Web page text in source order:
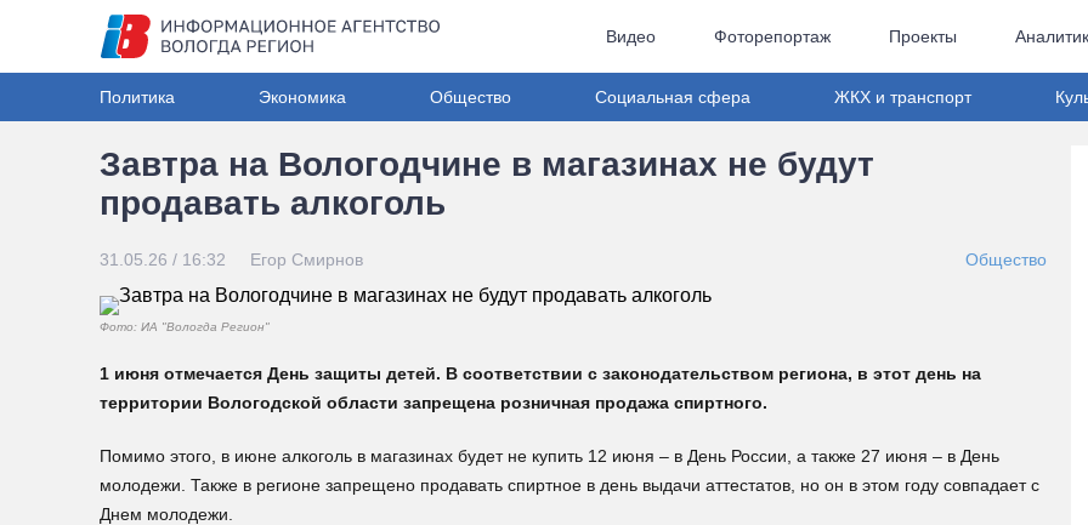
Видео Фоторепортаж Проекты
Политика Экономика Общество Социальная сфера ЖКХ и транспорт
Завтра на Вологодчине в магазинах не будут
продавать алкоголь
31.05.26 / 16:32 Егор Смирнов Общество
Фото: ИА "Вологда Регион"
1 июня отмечается День защиты детей. В соответствии с законодательством региона, в этот день на
территории Вологодской области запрещена розничная продажа спиртного.
Помимо этого, в июне алкоголь в магазинах будет не купить 12 июня – в День России, а также 27 июня – в День
молодежи. Также в регионе запрещено продавать спиртное в день выдачи аттестатов, но он в этом году совпадает с
Днем молодежи.